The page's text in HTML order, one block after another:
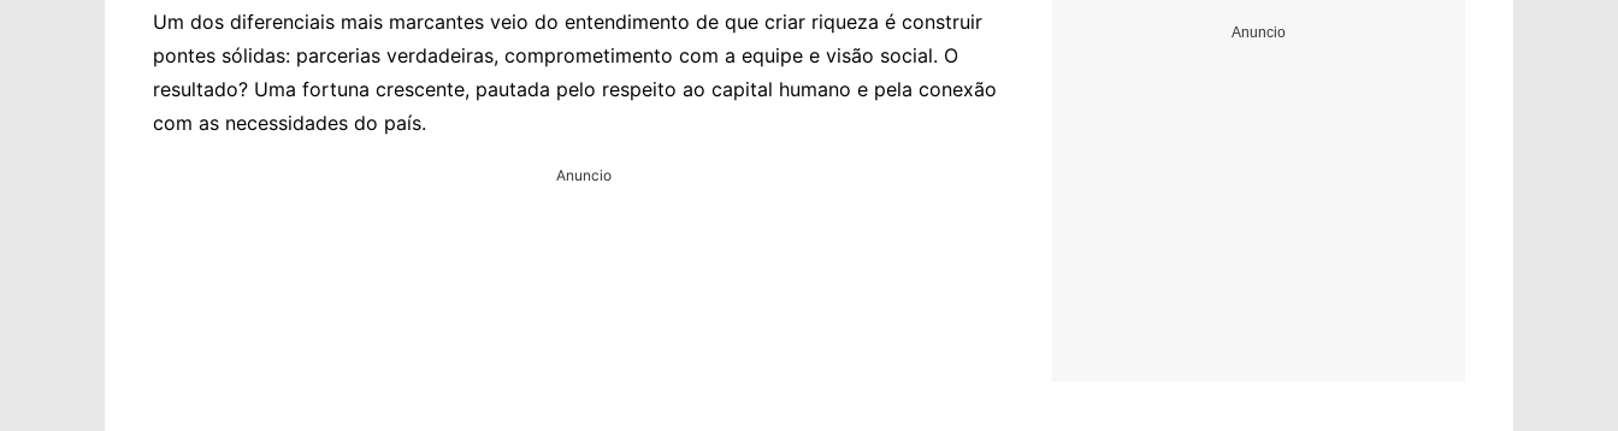
Um dos diferenciais mais marcantes veio do entendimento de que criar riqueza é construir
pontes sólidas: parcerias verdadeiras, comprometimento com a equipe e visão social. O
resultado? Uma fortuna crescente, pautada pelo respeito ao capital humano e pela conexão
com as necessidades do país.
Anuncio
Anuncio